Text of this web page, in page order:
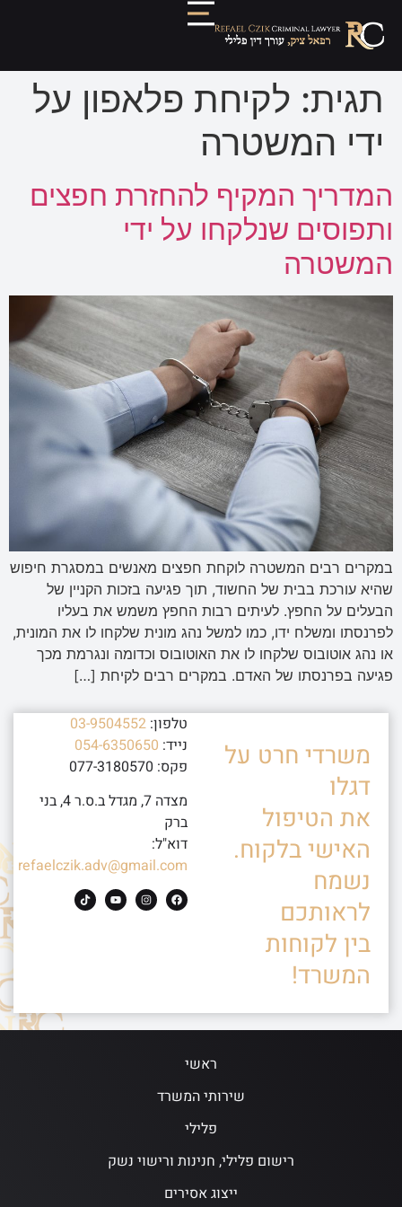
תגית: לקיחת פלאפון על
ידי המשטרה
המדריך המקיף להחזרת חפצים
ותפוסים שנלקחו על ידי
המשטרה
במקרים רבים המשטרה לוקחת חפצים מאנשים במסגרת חיפוש
שהיא עורכת בבית של החשוד, תוך פגיעה בזכות הקניין של
הבעלים על החפץ. לעיתים רבות החפץ משמש את בעליו
לפרנסתו ומשלח ידו, כמו למשל נהג מונית שלקחו לו את המונית,
או נהג אוטובוס שלקחו לו את האוטובוס וכדומה ונגרמת מכך
פגיעה בפרנסתו של האדם. במקרים רבים לקיחת […]
משרדי חרט על
דגלו
את הטיפול
האישי בלקוח.
נשמח
לראותכם
בין לקוחות
המשרד!
טלפון: 03-9504552
נייד: 054-6350650
פקס: 077-3180570
מצדה 7, מגדל ב.ס.ר 4, בני
ברק
דוא"ל:
refaelczik.adv@gmail.com
ראשי
שירותי המשרד
פלילי
רישום פלילי, חנינות ורישוי נשק
ייצוג אסירים